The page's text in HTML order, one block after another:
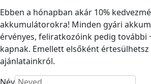
Ebben a hónapban akár 10%
akkumulátorokra! Minden gyári
érvényes, feliratkozóink pedig további
kapnak. Emellett elsőként
ajánlatainkról.